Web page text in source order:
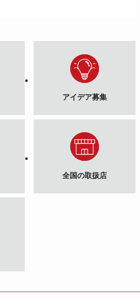
アイデア募集
全国の取扱店